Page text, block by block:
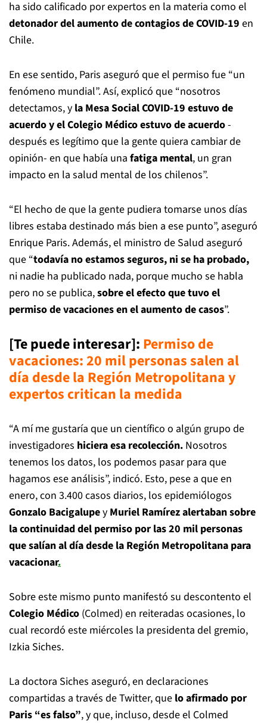
ha sido calificado por expertos en la materia como el
detonador del aumento de contagios de COVID-19 en
Chile.
En ese sentido, Paris aseguró que el permiso fue “un
fenómeno mundial”. Así, explicó que “nosotros
detectamos, y la Mesa Social COVID-19 estuvo de
acuerdo y el Colegio Médico estuvo de acuerdo-
después es legítimo que la gente quiera cambiar de
opinión- en que había una fatiga mental, un gran
impacto en la salud mental de los chilenos”.
“El hecho de que la gente pudiera tomarse unos días
libres estaba destinado más bien a ese punto”, aseguró
Enrique Paris. Además, el ministro de Salud aseguró
que “todavía no estamos seguros, ni se ha probado,
ni nadie ha publicado nada, porque mucho se habla
pero no se publica,sobre el efecto que tuvo el
permiso de vacaciones en el aumento de casos”.
[Te puede interesar]: Permiso de
vacaciones: 20 mil personas salen al
día desde la Región Metropolitana y
expertos critican la medida
“A mí me gustaría que un científico o algún grupo de
investigadores hiciera esa recolección. Nosotros
tenemos los datos, los podemos pasar para que
hagamos ese análisis”, indicó. Esto, pese a que en
enero, con 3.400 casos diarios, los epidemiólogos
Gonzalo Bacigalupey Muriel Ramírez alertaban sobre
la continuidad del permiso por las 20 mil personas
que salían al día desde la Región Metropolitana para
vacacionar.
Sobre este mismo punto manifestó su descontento el
Colegio Médico (Colmed) en reiteradas ocasiones, lo
cual recordó este miércoles la presidenta del gremio,
Izkia Siches.
La doctora Siches aseguró, en declaraciones
compartidas a través de Twitter, que lo afirmado por
Paris “es falso”, y que, incluso, desde el Colmed